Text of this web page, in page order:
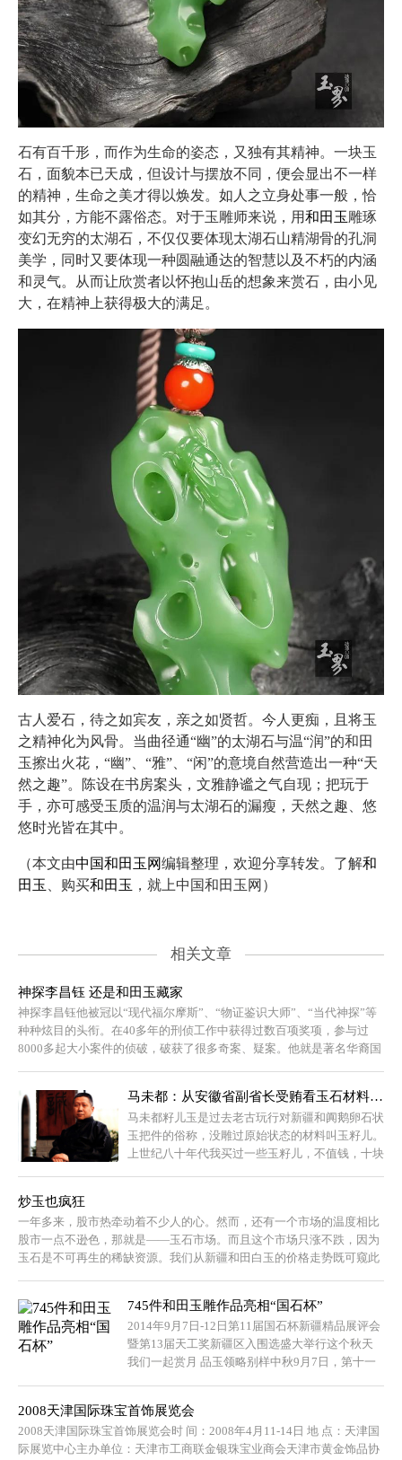
石有百千形，而作为生命的姿态，又独有其精神。一块玉
石，面貌本已天成，但设计与摆放不同，便会显出不一样
的精神，生命之美才得以焕发。如人之立身处事一般，恰
如其分，方能不露俗态。对于玉雕师来说，用和田玉 雕琢
变幻无穷的太湖石，不仅仅要体现太湖石山精湖骨的孔洞
美学，同时又要体现一种圆融通达的智慧以及不朽的内涵
和灵气。从而让欣赏者以怀抱山岳的想象来赏石，由小见
大，在精神上获得极大的满足。
古人爱石，待之如宾友，亲之如贤哲。今人更痴，且将玉
之精神化为风骨。当曲径通“幽”的太湖石与温“润”的和田
玉擦出火花，“幽”、“雅”、“闲”的意境自然营造出一种“天
然之趣”。陈设在书房案头，文雅静谧之气自现；把玩于
手，亦可感受玉质的温润与太湖石的漏瘦，天然之趣、悠
悠时光皆在其中。
（本文由中国和田玉网编辑整理，欢迎分享转发。了解和
田玉
、购买和田玉 ，就上中国和田玉网）
相关文章
神探李昌钰 还是和田玉藏家
神探李昌钰他被冠以“现代福尔摩斯”、“物证鉴识大师”、“当代神探”等
种种炫目的头衔。在40多年的刑侦工作中获得过数百项奖项，参与过
8000多起大小案件的侦破，破获了很多奇案、疑案。他就是著名华裔国
马未都：从安徽省副省长受贿看玉石材料疯涨
马未都籽儿玉是过去老古玩行对新疆和阗鹅卵石状
玉把件的俗称，没雕过原始状态的材料叫玉籽儿。
上世纪八十年代我买过一些玉籽儿，不值钱，十块
炒玉也疯狂
一年多来，股市热牵动着不少人的心。然而，还有一个市场的温度相比
股市一点不逊色，那就是——玉石市场。而且这个市场只涨不跌，因为
玉石是不可再生的稀缺资源。我们从新疆和田白玉的价格走势既可窥此
745件和田玉雕作品亮相“国石杯”
2014年9月7日-12日第11届国石杯新疆精品展评会
暨第13届天工奖新疆区入围选盛大举行这个秋天
我们一起赏月 品玉领略别样中秋9月7日，第十一
2008天津国际珠宝首饰展览会
2008天津国际珠宝首饰展览会时 间：2008年4月11-14日 地 点：天津国
际展览中心主办单位：天津市工商联金银珠宝业商会天津市黄金饰品协